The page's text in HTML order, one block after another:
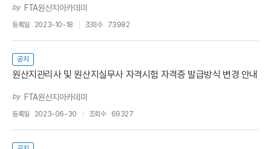
by FTA원산지아카데미
등록일 2023-10-18 조회수 73982
공지
원산지관리사 및 원산지실무사 자격시험 자격증 발급방식 변경 안내
by FTA원산지아카데미
등록일 2023-06-30 조회수 69327